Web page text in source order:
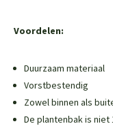
Voordelen:
Duurzaam materiaal
Vorstbestendig
Zowel binnen als
De plantenbak is